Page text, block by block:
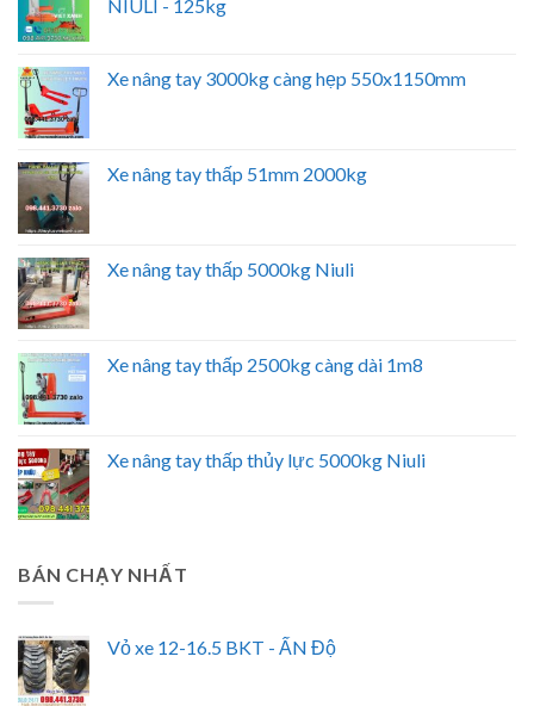
NIULI - 125kg
Xe nâng tay 3000kg càng hẹp 550x1150mm
Xe nâng tay thấp 51mm 2000kg
Xe nâng tay thấp 5000kg Niuli
Xe nâng tay thấp 2500kg càng dài 1m8
Xe nâng tay thấp thủy lực 5000kg Niuli
BÁN CHẠY NHẤT
Vỏ xe 12-16.5 BKT - ẤN Độ